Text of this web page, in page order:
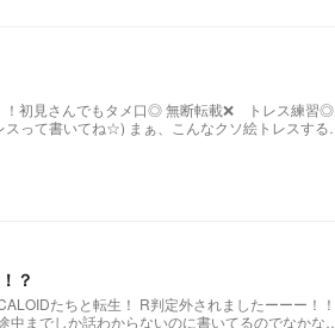
！初見さんでもタメ口◎ 無断転載❌ トレス練習◎
って書いてね☆) まぁ、こんなクソ絵トレスする人
？
外されましたーーー！！
までしか話わからないのに書いてるのでなかなか